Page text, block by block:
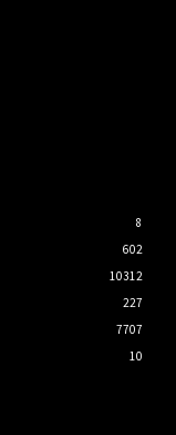
8
602
10312
227
7707
10